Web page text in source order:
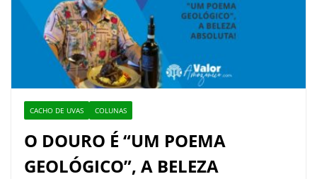
CACHO DE UVAS COLUNAS
O DOURO É “UM POEMA
GEOLÓGICO”, A BELEZA